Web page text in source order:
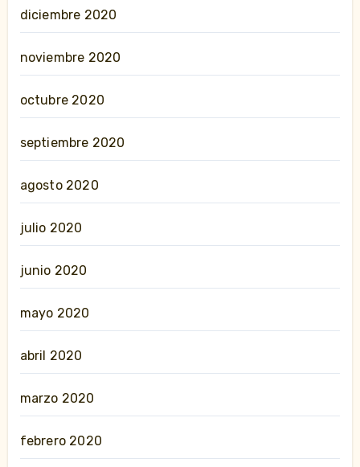
diciembre 2020
noviembre 2020
octubre 2020
septiembre 2020
agosto 2020
julio 2020
junio 2020
mayo 2020
abril 2020
marzo 2020
febrero 2020